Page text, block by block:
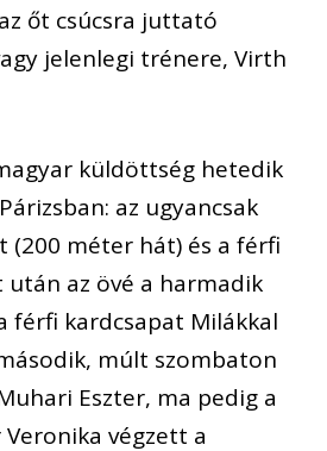
őt csúcsra juttató
jelenlegi trénere, Virth
küldöttség hetedik
az ugyancsak
(200 méter hát) és a férfi
az övé a harmadik
férfi kardcsapat Milákkal
múlt szombaton
Eszter, ma pedig a
végzett a